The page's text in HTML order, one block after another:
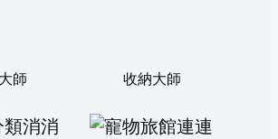
師 收納大師